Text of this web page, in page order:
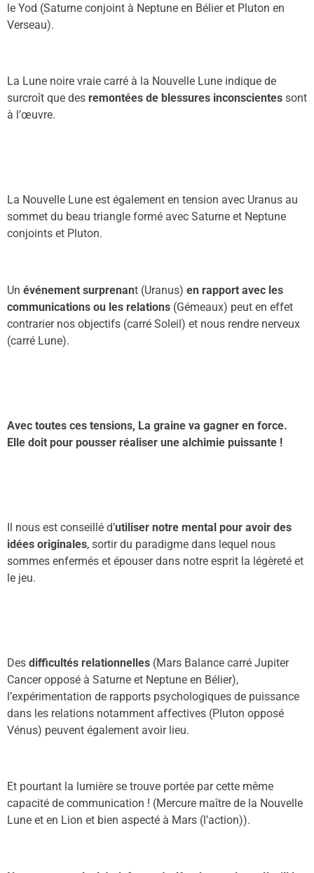
le Yod (Saturne conjoint à Neptune en Bélier et Pluton en
Verseau).
La Lune noire vraie carré à la Nouvelle Lune indique de
surcroît que des remontées de blessures inconscientes sont
à l’œuvre.
La Nouvelle Lune est également en tension avec Uranus au
sommet du beau triangle formé avec Saturne et Neptune
conjoints et Pluton.
Un événement surprenant (Uranus) en rapport avec les
communications ou les relations (Gémeaux) peut en effet
contrarier nos objectifs (carré Soleil) et nous rendre nerveux
(carré Lune).
Avec toutes ces tensions, La graine va gagner en force.
Elle doit pour pousser réaliser une alchimie puissante !
Il nous est conseillé d’utiliser notre mental pour avoir des
idées originales, sortir du paradigme dans lequel nous
sommes enfermés et épouser dans notre esprit la légèreté et
le jeu.
Des difficultés relationnelles (Mars Balance carré Jupiter
Cancer opposé à Saturne et Neptune en Bélier),
l’expérimentation de rapports psychologiques de puissance
dans les relations notamment affectives (Pluton opposé
Vénus) peuvent également avoir lieu.
Et pourtant la lumière se trouve portée par cette même
capacité de communication ! (Mercure maître de la Nouvelle
Lune et en Lion et bien aspecté à Mars (l’action)).